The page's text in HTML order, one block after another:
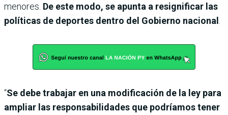
menores. De este modo, se apunta a resignificar las
políticas de deportes dentro del Gobierno nacional
“Se debe trabajar en una modificación de la ley para
ampliar las responsabilidades que podríamos tener